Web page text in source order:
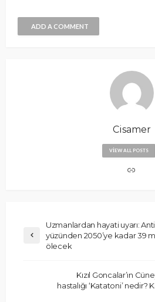
ADD A COMMENT
Cisamer
VIEW ALL POSTS
Uzmanlardan hayati uyarı:
yüzünden 2050’ye kadar 39
ölecek
Kızıl Goncalar’ın
hastalığı ‘Katatoni’